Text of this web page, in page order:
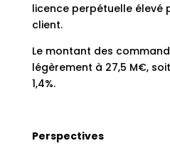
licence perpétuelle élevé
client.
Le montant des
légèrement à 27,5 M€,
1,4%.
Perspectives